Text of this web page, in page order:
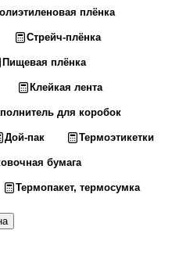
плёнка
Стрейч-плёнка
Пищевая плёнка
Клейкая лента
для коробок
Дой-пак Термоэтикетки
бумага
Термопакет, термосумка